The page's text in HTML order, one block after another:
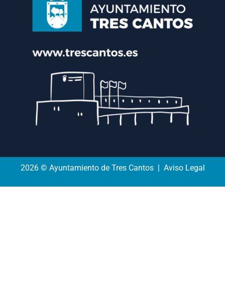
2026 © Ayuntamiento de Tres Cantos | Aviso Legal